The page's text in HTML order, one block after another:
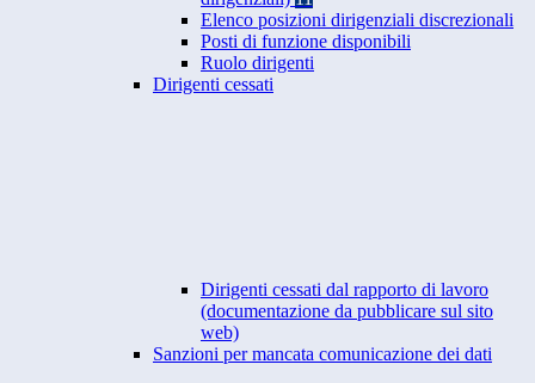
Elenco posizioni dirigenziali discrezionali
Posti di funzione disponibili
Ruolo dirigenti
Dirigenti cessati
Dirigenti cessati dal rapporto di lavoro
(documentazione da pubblicare sul sito
web)
Sanzioni per mancata comunicazione dei dati